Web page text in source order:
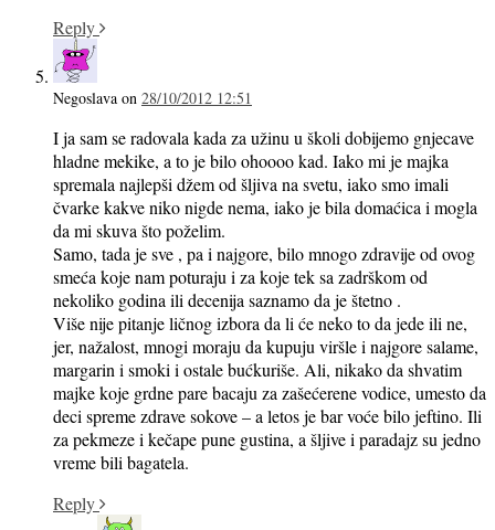
Reply
Negoslava on 28/10/2012 12:51
I ja sam se radovala kada za užinu u školi dobijemo gnjecave
hladne mekike, a to je bilo ohoooo kad. Iako mi je majka
spremala najlepši džem od šljiva na svetu, iako smo imali
čvarke kakve niko nigde nema, iako je bila domaćica i mogla
da mi skuva što poželim.
Samo, tada je sve , pa i najgore, bilo mnogo zdravije od ovog
smeća koje nam poturaju i za koje tek sa zadrškom od
nekoliko godina ili decenija saznamo da je štetno .
Više nije pitanje ličnog izbora da li će neko to da jede ili ne,
jer, nažalost, mnogi moraju da kupuju viršle i najgore salame,
margarin i smoki i ostale bućkuriše. Ali, nikako da shvatim
majke koje grdne pare bacaju za zašećerene vodice, umesto da
deci spreme zdrave sokove – a letos je bar voće bilo jeftino. Ili
za pekmeze i kečape pune gustina, a šljive i paradajz su jedno
vreme bili bagatela.
Reply